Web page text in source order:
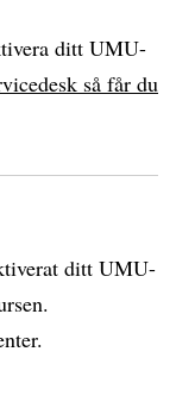
ditt UMU-
så får du
ditt UMU-